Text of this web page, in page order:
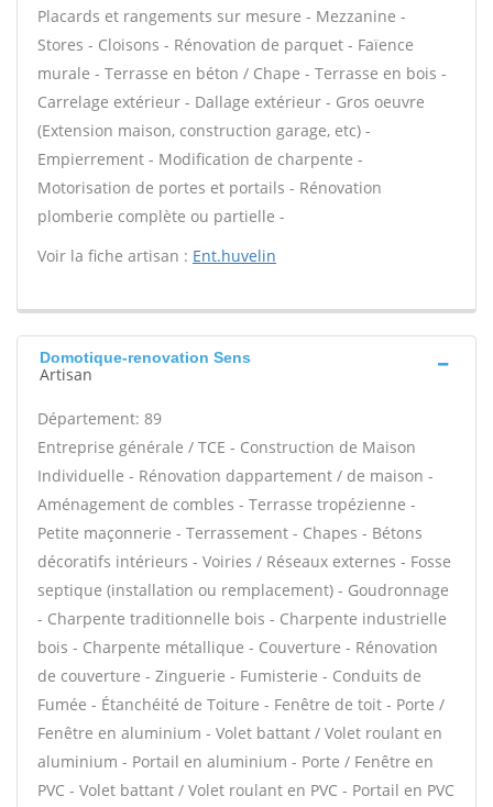
Placards et rangements sur mesure - Mezzanine -
Stores - Cloisons - Rénovation de parquet - Faïence
murale - Terrasse en béton / Chape - Terrasse en bois -
Carrelage extérieur - Dallage extérieur - Gros oeuvre
(Extension maison, construction garage, etc) -
Empierrement - Modification de charpente -
Motorisation de portes et portails - Rénovation
plomberie complète ou partielle -
Voir la fiche artisan : Ent.huvelin
Domotique-renovation Sens
Artisan
Département: 89
Entreprise générale / TCE - Construction de Maison
Individuelle - Rénovation dappartement / de maison -
Aménagement de combles - Terrasse tropézienne -
Petite maçonnerie - Terrassement - Chapes - Bétons
décoratifs intérieurs - Voiries / Réseaux externes - Fosse
septique (installation ou remplacement) - Goudronnage
- Charpente traditionnelle bois - Charpente industrielle
bois - Charpente métallique - Couverture - Rénovation
de couverture - Zinguerie - Fumisterie - Conduits de
Fumée - Étanchéité de Toiture - Fenêtre de toit - Porte /
Fenêtre en aluminium - Volet battant / Volet roulant en
aluminium - Portail en aluminium - Porte / Fenêtre en
PVC - Volet battant / Volet roulant en PVC - Portail en PVC